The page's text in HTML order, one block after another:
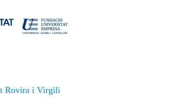
Rovira i Virgili